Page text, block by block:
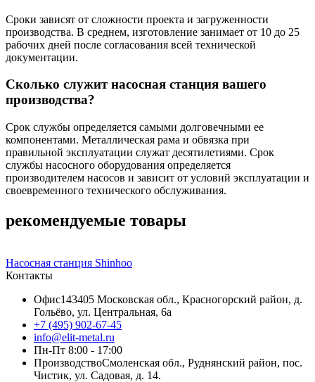
Сроки зависят от сложности проекта и загруженности
производства. В среднем, изготовление занимает от 10 до 25
рабочих дней после согласования всей технической
документации.
Сколько служит насосная станция вашего
производства?
Срок службы определяется самыми долговечными ее
компонентами. Металлическая рама и обвязка при
правильной эксплуатации служат десятилетиями. Срок
службы насосного оборудования определяется
производителем насосов и зависит от условий эксплуатации и
своевременного технического обслуживания.
рекомендуемые товары
Насосная станция Shinhoo
Контакты
Офис143405 Московская обл., Красногорский район, д.
Гольёво, ул. Центральная, 6a
+7 (495) 902-67-45
info@elit-metal.ru
Пн-Пт 8:00 - 17:00
ПроизводствоСмоленская обл., Руднянский район, пос.
Чистик, ул. Садовая, д. 14.